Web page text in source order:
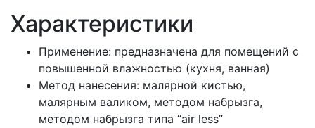
Характеристики
Применение: предназначена для помещений с
повышенной влажностью (кухня, ванная)
Метод нанесения: малярной кистью,
малярным валиком, методом набрызга,
методом набрызга типа “air less”